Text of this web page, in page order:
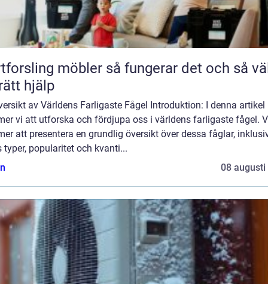
möbler så fungerar det och så väljer
hjälp
av Världens Farligaste Fågel Introduktion: I denna artikel
vi att utforska och fördjupa oss i världens farligaste fågel.
att presentera en grundlig översikt över dessa fåglar,
typer, popularitet och kvanti...
08 augusti